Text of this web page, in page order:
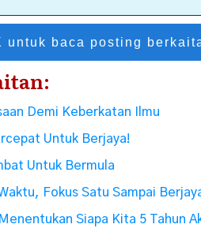
untuk baca posting
Demi Keberkatan Ilmu
Untuk Berjaya!
Untuk Bermula
Fokus Satu Sampai
Siapa Kita 5 Tahun